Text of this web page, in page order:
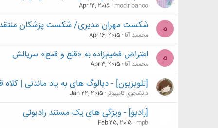
modir banoo
Apr 12, 2015
م شکست مهران مدیری/ شکست پزشکان منتقد
محممد آقا Apr 16, 2015
م اعتراض فخیم‌زاده به «قلع و قمع» سریالش
محممد آقا Apr 3, 2015
[تلویزیون] - دیالوگ های به یاد ماندنی | کلاه
دانشجوي كامپيوتر Jan 22, 2015
[رادیو] - ویژگی های یک مستند رادیوئی
mpb
Feb 25, 2015